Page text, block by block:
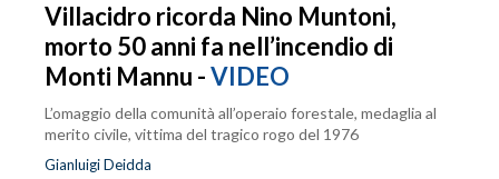
Villacidro ricorda Nino Muntoni,
morto 50 anni fa nell’incendio di
Monti Mannu -VIDEO
L’omaggio della comunità all’operaio forestale, medaglia al
merito civile, vittima del tragico rogo del 1976
Gianluigi Deidda